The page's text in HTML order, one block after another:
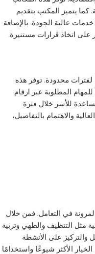
يتميز المكتب بتقديم
عالية الجودة. بالإضافة
اتخاذ قرارات مستنيرة.
لفترات محدودة. توفر هذه
المطلوبة عبر ارقام
للأسر خلال فترة
والاهتمام بالتفاصيل،
في التعامل. فمن خلال
مثل التنظيف والطهي وتربية
والتركيز على الأنشطة
الأكثر شيوعًا واستخدامًا